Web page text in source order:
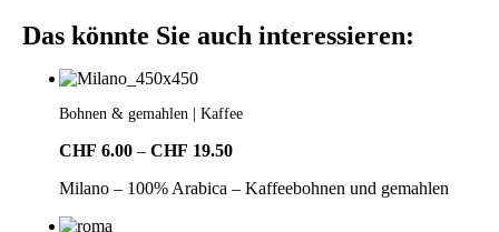
Das könnte Sie auch interessieren:
Bohnen & gemahlen | Kaffee
CHF 6.00 – CHF 19.50Preisspanne:
bis
Milano – 100% Arabica – Kaffeebohnen und gemahlen